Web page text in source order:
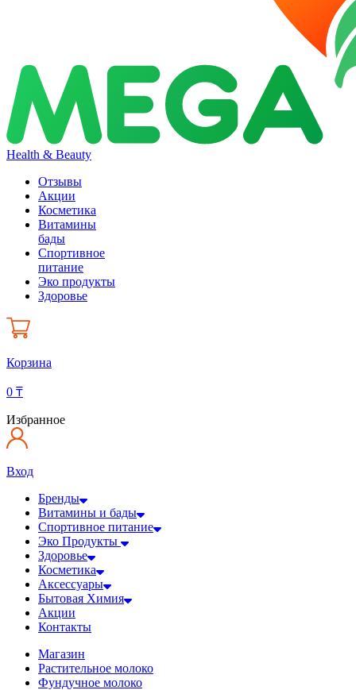
Health & Beauty
Отзывы
Акции
Косметика
Витамины
бады
Спортивное
питание
Эко продукты
Здоровье
Корзина
0 ₸
Избранное
Вход
Бренды
Витамины и бады
Спортивное питание
Эко Продукты
Здоровье
Косметика
Аксессуары
Бытовая Химия
Акции
Контакты
Магазин
Растительное молоко
Фундучное молоко